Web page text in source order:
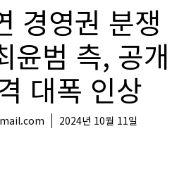
경영권 분쟁
범 측, 공개
대폭 인상
2024년 10월 11일